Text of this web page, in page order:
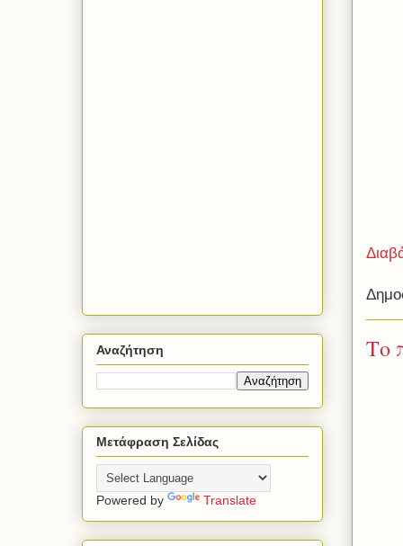
Το
Αναζήτηση
Μετάφραση Σελίδας
Powered by Translate